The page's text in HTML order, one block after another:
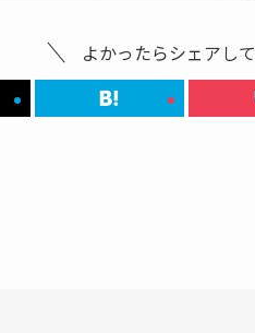
よかったらシェアし